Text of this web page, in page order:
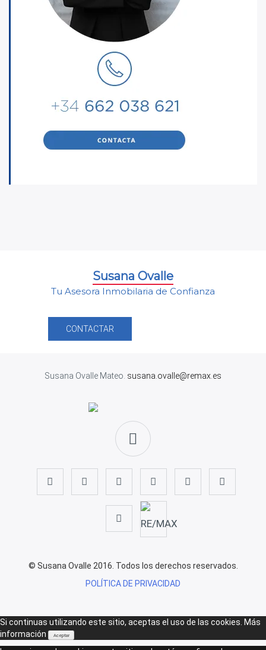
Susana Ovalle
Tu Asesora Inmobilaria de Confianza
CONTACTAR
Susana Ovalle Mateo. susana.ovalle@remax.es
© Susana Ovalle 2016. Todos los derechos reservados.
POLÍTICA DE PRIVACIDAD
Si continuas utilizando este sitio, aceptas el uso de las cookies. Más
información
Aceptar